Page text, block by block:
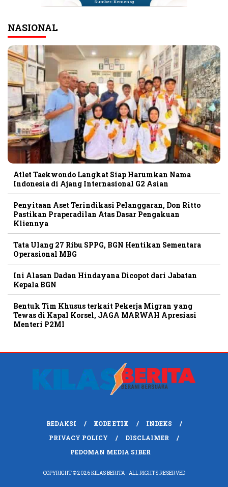
Sumber: Kemenag
NASIONAL
Atlet Taekwondo Langkat Siap Harumkan Nama
Indonesia di Ajang Internasional G2 Asian
Penyitaan Aset Terindikasi Pelanggaran, Don Ritto
Pastikan Praperadilan Atas Dasar Pengakuan
Kliennya
Tata Ulang 27 Ribu SPPG, BGN Hentikan Sementara
Operasional MBG
Ini Alasan Dadan Hindayana Dicopot dari Jabatan
Kepala BGN
Bentuk Tim Khusus terkait Pekerja Migran yang
Tewas di Kapal Korsel, JAGA MARWAH Apresiasi
Menteri P2MI
REDAKSI KODE ETIK
INDEKS
PRIVACY POLICY
DISCLAIMER
PEDOMAN MEDIA SIBER
COPYRIGHT © 2026 KILAS BERITA - ALL RIGHTS RESERVED